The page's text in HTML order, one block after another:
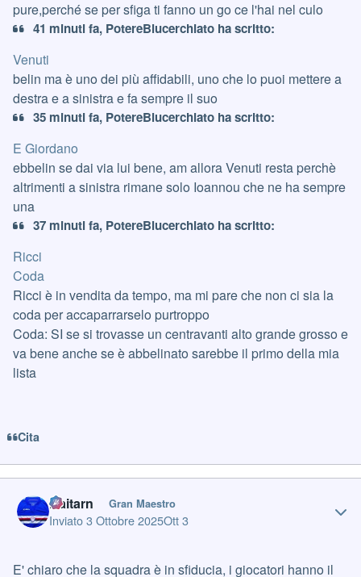
pure,perché se per sfiga ti fanno un go ce l'hai nel culo
41 minuti fa, PotereBlucerchiato ha scritto:
Venuti
belin ma è uno dei più affidabili, uno che lo puoi mettere a
destra e a sinistra e fa sempre il suo
35 minuti fa, PotereBlucerchiato ha scritto:
E Giordano
ebbelin se dai via lui bene, am allora Venuti resta perchè
altrimenti a sinistra rimane solo Ioannou che ne ha sempre
una
37 minuti fa, PotereBlucerchiato ha scritto:
Ricci
Coda
Ricci è in vendita da tempo, ma mi pare che non ci sia la
coda per accaparrarselo purtroppo
Coda: SI se si trovasse un centravanti alto grande grosso e
va bene anche se è abbelinato sarebbe il primo della mia
lista
Cita
Daitarn Gran Maestro
Inviato3 Ottobre 2025Ott 3
E' chiaro che la squadra è in sfiducia, i giocatori hanno il